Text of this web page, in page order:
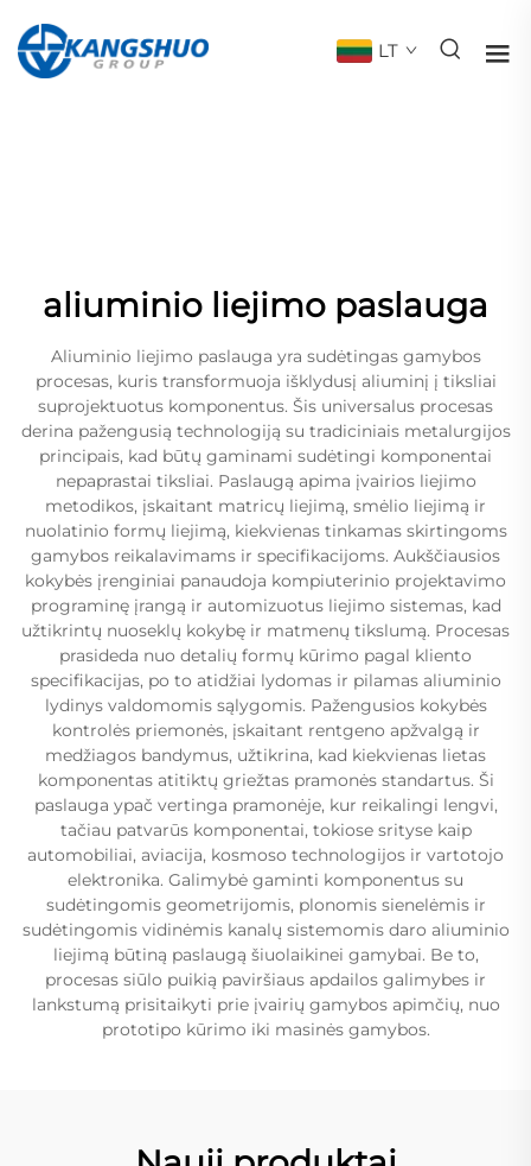
LT
aliuminio liejimo paslauga
Aliuminio liejimo paslauga yra sudėtingas gamybos
procesas, kuris transformuoja išklydusį aliuminį į tiksliai
suprojektuotus komponentus. Šis universalus procesas
derina pažengusią technologiją su tradiciniais metalurgijos
principais, kad būtų gaminami sudėtingi komponentai
nepaprastai tiksliai. Paslaugą apima įvairios liejimo
metodikos, įskaitant matricų liejimą, smėlio liejimą ir
nuolatinio formų liejimą, kiekvienas tinkamas skirtingoms
gamybos reikalavimams ir specifikacijoms. Aukščiausios
kokybės įrenginiai panaudoja kompiuterinio projektavimo
programinę įrangą ir automizuotus liejimo sistemas, kad
užtikrintų nuoseklų kokybę ir matmenų tikslumą. Procesas
prasideda nuo detalių formų kūrimo pagal kliento
specifikacijas, po to atidžiai lydomas ir pilamas aliuminio
lydinys valdomomis sąlygomis. Pažengusios kokybės
kontrolės priemonės, įskaitant rentgeno apžvalgą ir
medžiagos bandymus, užtikrina, kad kiekvienas lietas
komponentas atitiktų griežtas pramonės standartus. Ši
paslauga ypač vertinga pramonėje, kur reikalingi lengvi,
tačiau patvarūs komponentai, tokiose srityse kaip
automobiliai, aviacija, kosmoso technologijos ir vartotojo
elektronika. Galimybė gaminti komponentus su
sudėtingomis geometrijomis, plonomis sienelėmis ir
sudėtingomis vidinėmis kanalų sistemomis daro aliuminio
liejimą būtiną paslaugą šiuolaikinei gamybai. Be to,
procesas siūlo puikią paviršiaus apdailos galimybes ir
lankstumą prisitaikyti prie įvairių gamybos apimčių, nuo
prototipo kūrimo iki masinės gamybos.